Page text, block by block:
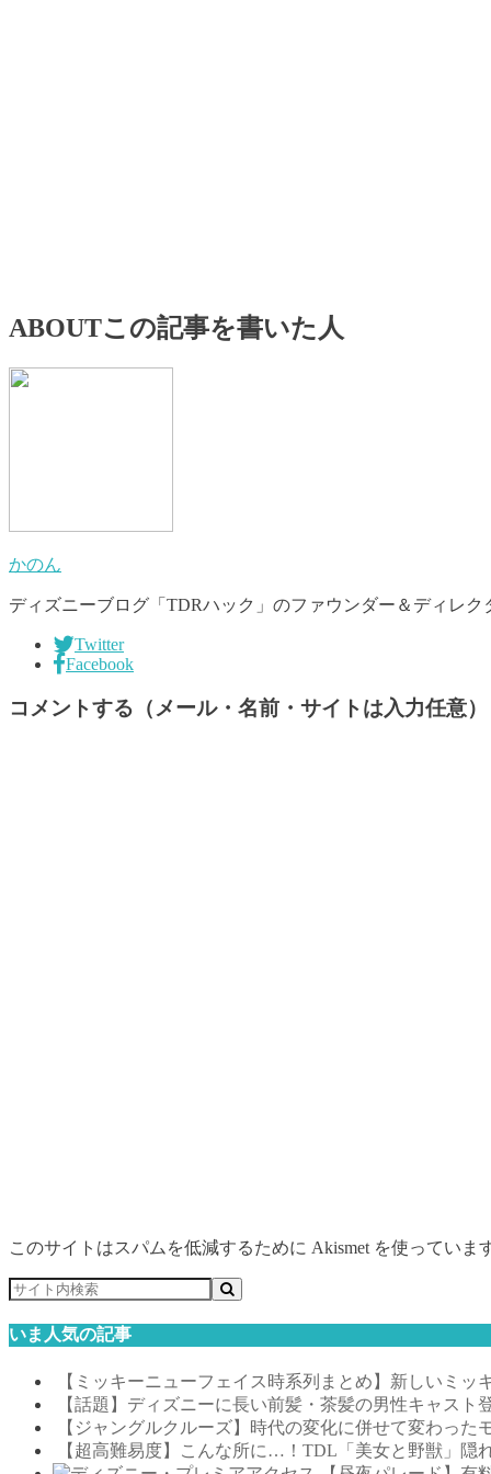
ABOUTこの記事を書いた人
かのん
ディズニーブログ「TDRハック」のファウンダー＆ディレ
Twitter
Facebook
コメントする（メール・名前・サイトは入力任意）
このサイトはスパムを低減するために Akismet を使っています
いま人気の記事
【ミッキーニューフェイス時系列まとめ】新しいミ
【話題】ディズニーに長い前髪・茶髪の男性キャスト
【ジャングルクルーズ】時代の変化に併せて変わっ
【超高難易度】こんな所に…！TDL「美女と野獣」隠